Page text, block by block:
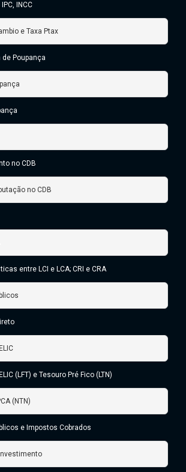
IPC, INCC
e Taxa Ptax
Poupança
no CDB
no CDB
entre LCI e LCA; CRI e CRA
(LFT) e Tesouro Pré Fico (LTN)
(NTN)
e Impostos Cobrados